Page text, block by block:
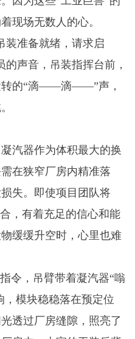
现场无数人的心。
准备就绪，请求启
声音，吊装指挥台前，
转的“滴——滴——”声，
器作为体积最大的换
在狭窄厂房内精准落
失。即使项目团队将
，有着充足的信心和能
缓缓升空时，心里也难
，吊臂带着凝汽器“嗡
，模块稳稳落在预定位
透过厂房缝隙，照亮了